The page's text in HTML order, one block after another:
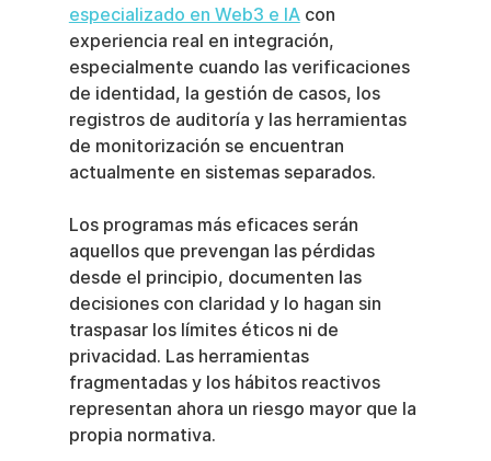
especializado en Web3 e IA con
experiencia real en integración,
especialmente cuando las verificaciones
de identidad, la gestión de casos, los
registros de auditoría y las herramientas
de monitorización se encuentran
actualmente en sistemas separados.
Los programas más eficaces serán
aquellos que prevengan las pérdidas
desde el principio, documenten las
decisiones con claridad y lo hagan sin
traspasar los límites éticos ni de
privacidad. Las herramientas
fragmentadas y los hábitos reactivos
representan ahora un riesgo mayor que la
propia normativa.